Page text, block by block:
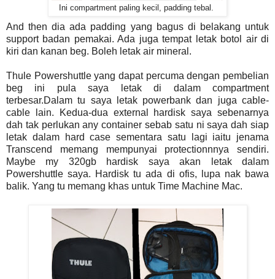
Ini compartment paling kecil, padding tebal.
And then dia ada padding yang bagus di belakang untuk
support badan pemakai. Ada juga tempat letak botol air di
kiri dan kanan beg. Boleh letak air mineral.
Thule Powershuttle yang dapat percuma dengan pembelian
beg ini pula saya letak di dalam compartment
terbesar.Dalam tu saya letak powerbank dan juga cable-
cable lain. Kedua-dua external hardisk saya sebenarnya
dah tak perlukan any container sebab satu ni saya dah siap
letak dalam hard case sementara satu lagi iaitu jenama
Transcend memang mempunyai protectionnnya sendiri.
Maybe my 320gb hardisk saya akan letak dalam
Powershuttle saya. Hardisk tu ada di ofis, lupa nak bawa
balik. Yang tu memang khas untuk Time Machine Mac.